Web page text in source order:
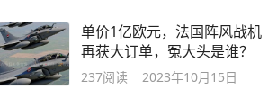
单价1亿欧元，法国阵风战机
再获大订单，冤大头是谁？
237阅读 2023年10月15日